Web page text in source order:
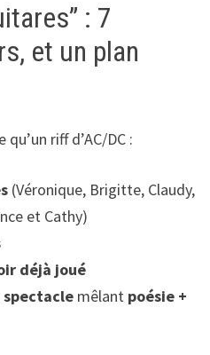
: 7
et un plan
riff d’AC/DC :
(Véronique, Brigitte, Claudy,
et Cathy)
déjà joué
spectaclemêlant poésie +